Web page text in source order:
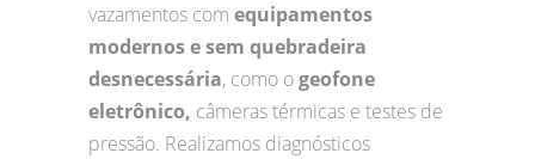
vazamentos com equipamentos
modernos e sem quebradeira
desnecessária, como ogeofone
eletrônico, câmeras térmicas e testes de
pressão. Realizamos diagnósticos